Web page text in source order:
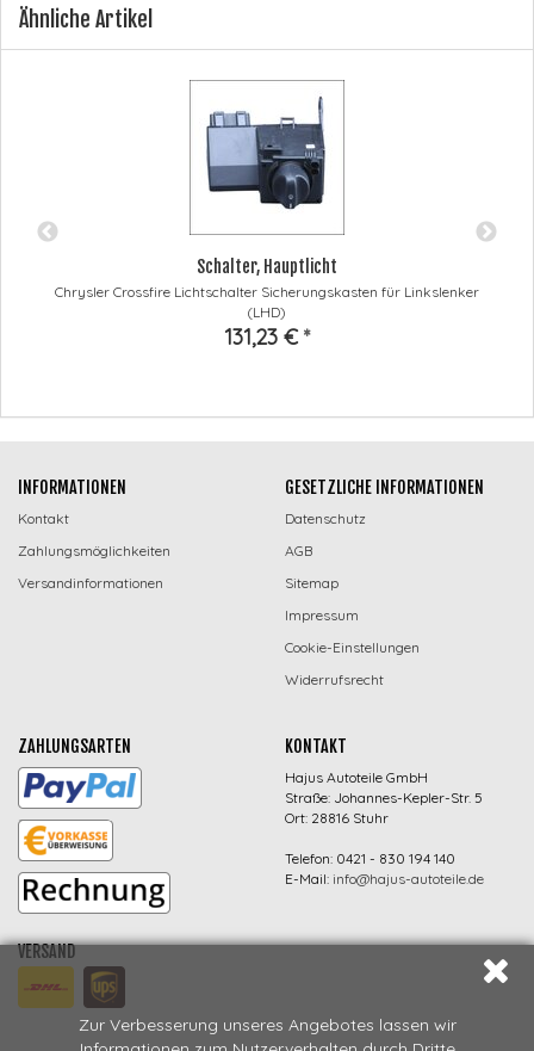
Zur Verbesserung unseres Angebotes lassen wir
Ähnliche Artikel
Schalter, Hauptlicht
Chrysler Crossfire Lichtschalter Sicherungskasten für Linkslenker
(LHD)
131,23 € *
INFORMATIONEN
Kontakt
Zahlungsmöglichkeiten
Versandinformationen
GESETZLICHE INFORMATIONEN
Datenschutz
AGB
Sitemap
Impressum
Cookie-Einstellungen
Widerrufsrecht
ZAHLUNGSARTEN
VERSAND
KONTAKT
Hajus Autoteile GmbH
Straße: Johannes-Kepler-Str. 5
Ort: 28816 Stuhr
Telefon: 0421 - 830 194 140
E-Mail: info@hajus-autoteile.de